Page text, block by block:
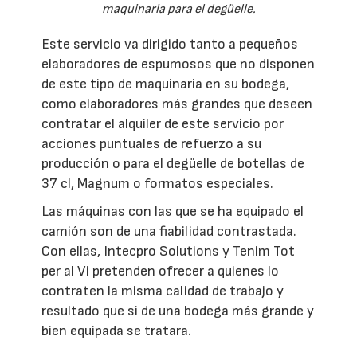
maquinaria para el degüelle.
Este servicio va dirigido tanto a pequeños
elaboradores de espumosos que no disponen
de este tipo de maquinaria en su bodega,
como elaboradores más grandes que deseen
contratar el alquiler de este servicio por
acciones puntuales de refuerzo a su
producción o para el degüelle de botellas de
37 cl, Magnum o formatos especiales.
Las máquinas con las que se ha equipado el
camión son de una fiabilidad contrastada.
Con ellas, Intecpro Solutions y Tenim Tot
per al Vi pretenden ofrecer a quienes lo
contraten la misma calidad de trabajo y
resultado que si de una bodega más grande y
bien equipada se tratara.